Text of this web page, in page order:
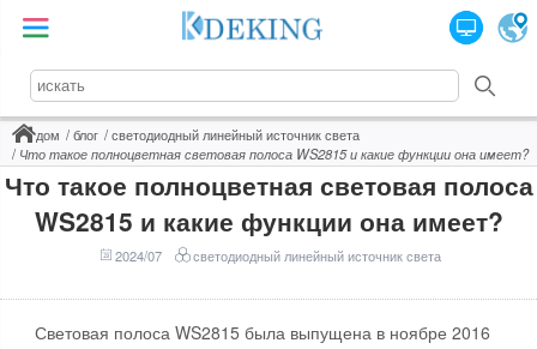
дом блог
светодиодный линейный источник света
Что такое полноцветная световая полоса WS2815 и какие функции она имеет?
Что такое полноцветная световая полоса
WS2815 и какие функции она имеет?
2024/07 светодиодный линейный источник света
Световая полоса WS2815 была выпущена в ноябре 2016